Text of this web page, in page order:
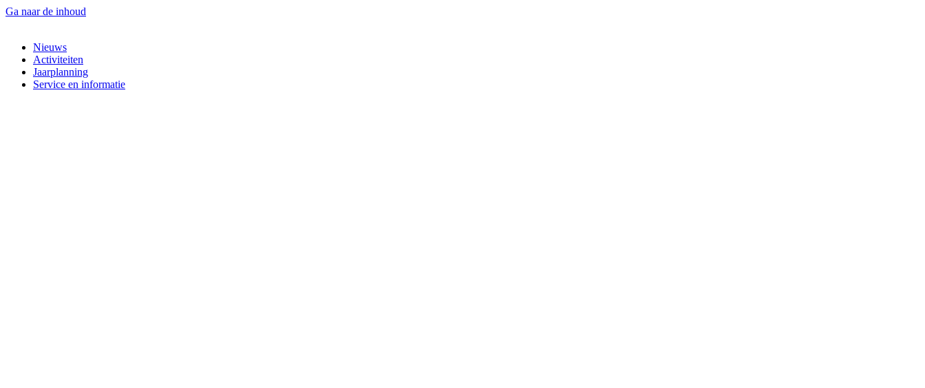
Ga naar de inhoud
Nieuws
Activiteiten
Jaarplanning
Service en informatie